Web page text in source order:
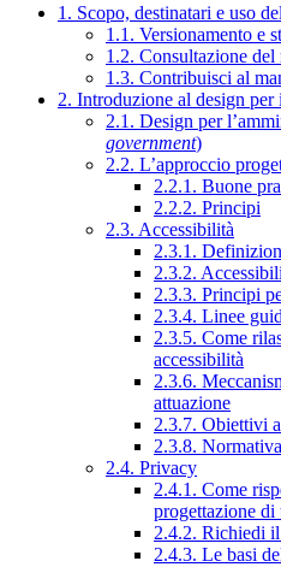
1. Scopo, destinatari e uso
1.1. Versionamento e
1.2. Consultazione del
1.3. Contribuisci al
2. Introduzione al design
2.1. Design per
government)
2.2. L’approccio
2.2.1. Buone
2.2.2. Principi
2.3. Accessibilità
2.3.1.
2.3.2.
2.3.3. Principi
2.3.4. Linee
2.3.5. Come
accessibilità
2.3.6.
attuazione
2.3.7. Obiettivi
2.3.8.
2.4. Privacy
2.4.1. Come
progettazione
2.4.2. Richiedi il
2.4.3. Le basi